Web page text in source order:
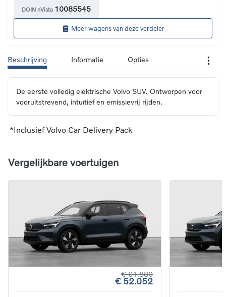
DOIN nVista 10085545
Meer wagens van deze verdeler
Beschrijving Informatie Opties
De eerste volledig elektrische Volvo SUV. Ontworpen voor
vooruitstrevend, intuïtief en emissievrij rijden.
*Inclusief Volvo Car Delivery Pack
Vergelijkbare voertuigen
€ 61.880
€ 52.052